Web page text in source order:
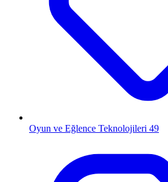
Oyun ve Eğlence Teknolojileri 49